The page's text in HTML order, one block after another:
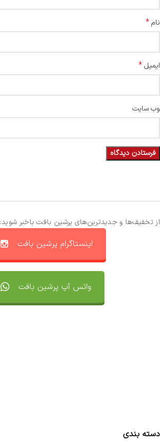
نام*
ایمیل*
وب‌ سایت
از تخفیف‌ها و جدیدترین‌های پرشین بافت باخبر شوید:
اینستاگرام پرشین بافت
واتس آپ پرشین بافت
دسته بندی